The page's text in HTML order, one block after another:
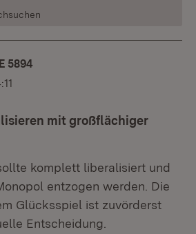
5894
mit großflächiger
komplett liberalisiert und
entzogen werden. Die
Glücksspiel ist zuvörderst
Entscheidung.